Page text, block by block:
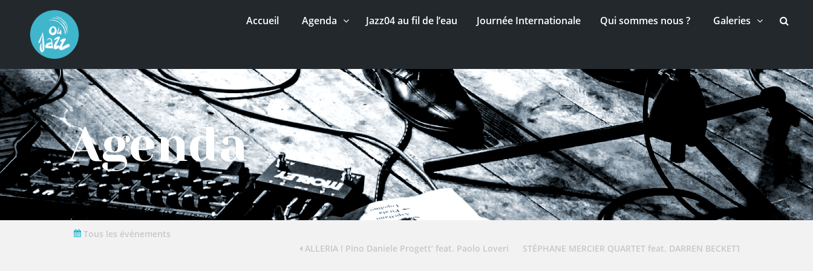
Accueil Agenda Jazz04 au fil de l’eau Journée Internationale Qui sommes nous ? Galeries
Agenda
Tous les événements
ALLERIA ! Pino Daniele Progett’ feat. Paolo Loveri
STÉPHANE MERCIER QUARTET feat. DARREN BECKETT